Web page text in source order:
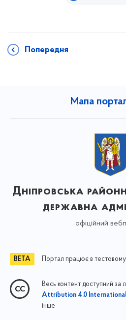
Попередня
Мапа
Дніпровська
державна
офіційний
Портал працює в
Весь контент доступний за
Attribution 4.0
інше